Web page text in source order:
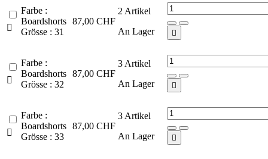

Farbe :
Boardshorts
Grösse : 31
87,00 CHF
2 Artikel
An Lager


Farbe :
Boardshorts
Grösse : 32
87,00 CHF
3 Artikel
An Lager


Farbe :
Boardshorts
Grösse : 33
87,00 CHF
3 Artikel
An Lager
